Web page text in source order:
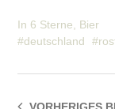
In 6 Sterne
Bier
deutschland